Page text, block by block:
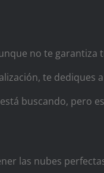
no te garantiza
te dediques
buscando, pero
las nubes